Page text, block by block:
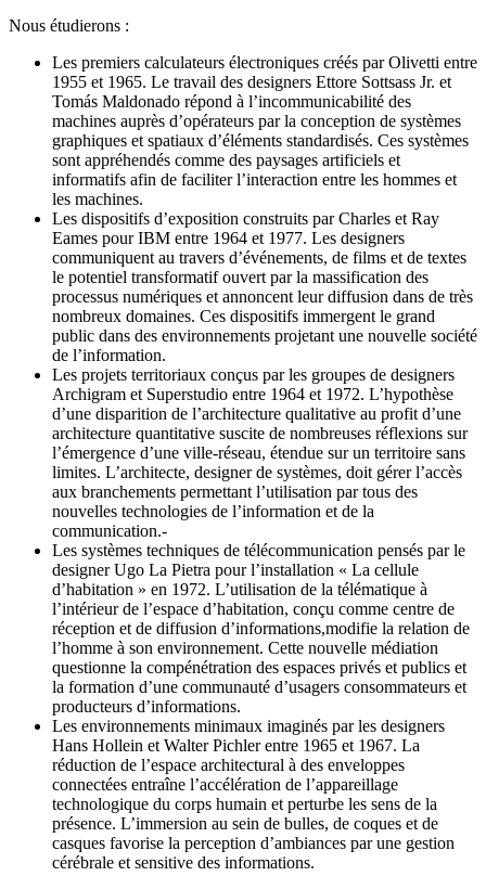
Nous étudierons :
Les premiers calculateurs électroniques créés par Olivetti entre
1955 et 1965. Le travail des designers Ettore Sottsass Jr. et
Tomás Maldonado répond à l’incommunicabilité des
machines auprès d’opérateurs par la conception de systèmes
graphiques et spatiaux d’éléments standardisés. Ces systèmes
sont appréhendés comme des paysages artificiels et
informatifs afin de faciliter l’interaction entre les hommes et
les machines.
Les dispositifs d’exposition construits par Charles et Ray
Eames pour IBM entre 1964 et 1977. Les designers
communiquent au travers d’événements, de films et de textes
le potentiel transformatif ouvert par la massification des
processus numériques et annoncent leur diffusion dans de très
nombreux domaines. Ces dispositifs immergent le grand
public dans des environnements projetant une nouvelle société
de l’information.
Les projets territoriaux conçus par les groupes de designers
Archigram et Superstudio entre 1964 et 1972. L’hypothèse
d’une disparition de l’architecture qualitative au profit d’une
architecture quantitative suscite de nombreuses réflexions sur
l’émergence d’une ville-réseau, étendue sur un territoire sans
limites. L’architecte, designer de systèmes, doit gérer l’accès
aux branchements permettant l’utilisation par tous des
nouvelles technologies de l’information et de la
communication.-
Les systèmes techniques de télécommunication pensés par le
designer Ugo La Pietra pour l’installation « La cellule
d’habitation » en 1972. L’utilisation de la télématique à
l’intérieur de l’espace d’habitation, conçu comme centre de
réception et de diffusion d’informations,modifie la relation de
l’homme à son environnement. Cette nouvelle médiation
questionne la compénétration des espaces privés et publics et
la formation d’une communauté d’usagers consommateurs et
producteurs d’informations.
Les environnements minimaux imaginés par les designers
Hans Hollein et Walter Pichler entre 1965 et 1967. La
réduction de l’espace architectural à des enveloppes
connectées entraîne l’accélération de l’appareillage
technologique du corps humain et perturbe les sens de la
présence. L’immersion au sein de bulles, de coques et de
casques favorise la perception d’ambiances par une gestion
cérébrale et sensitive des informations.